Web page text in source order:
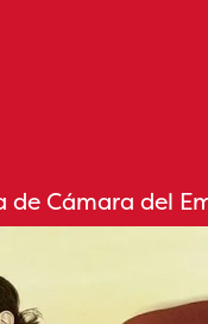
de Cámara del